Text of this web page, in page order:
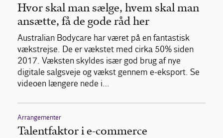
Hvor skal man sælge, hvem skal man
ansætte, få de gode råd her
Australian Bodycare har været på en fantastisk
vækstrejse. De er vækstet med cirka 50% siden
2017. Væksten skyldes især god brug af nye
digitale salgsveje og vækst gennem e-eksport. Se
videoen længere nede i…
Arrangementer
Talentfaktor i e-commerce